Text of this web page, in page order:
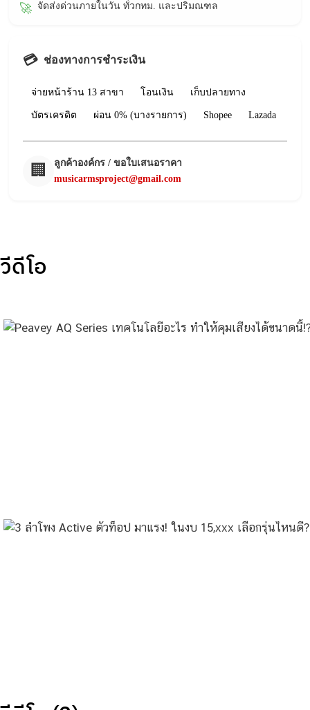
🚀 จัดส่งด่วนภายในวัน ทั่วกทม. และปริมณฑล
💳 ช่องทางการชำระเงิน
จ่ายหน้าร้าน 13 สาขา โอนเงิน เก็บปลายทาง
บัตรเครดิต ผ่อน 0% (บางรายการ) Shopee Lazada
🏢
ลูกค้าองค์กร / ขอใบเสนอราคา
musicarmsproject@gmail.com
วีดีโอ